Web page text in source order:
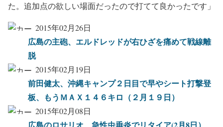
た。追加点の欲しい場面だったので打てて良かったです」
2015年02月26日
広島の主砲、エルドレッドが右ひざを痛めて戦線離
脱
2015年02月19日
前田健太、沖縄キャンプ２日目で早やシート打撃登
板、もうＭＡＸ１４６キロ（２月１９日）
2015年02月08日